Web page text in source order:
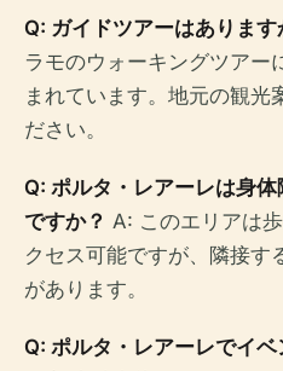
Q: ガイドツアーはあります
ラモのウォーキングツアー
まれています。地元の観光
ださい。
Q: ポルタ・レアーレは身
ですか？ A: このエリアは
クセス可能ですが、隣接す
があります。
Q: ポルタ・レアーレでイ